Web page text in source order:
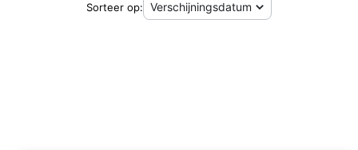
Sorteer op: